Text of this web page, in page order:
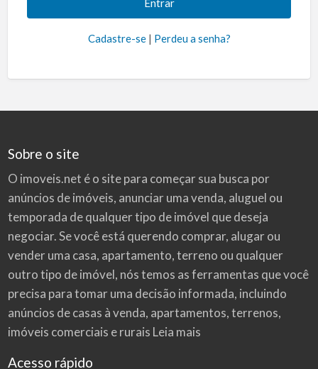
Cadastre-se| Perdeu a senha?
Sobre o site
O imoveis.net é o site para começar sua busca por
anúncios de imóveis, anunciar uma venda, aluguel ou
temporada de qualquer tipo de imóvel que deseja
negociar. Se você está querendo comprar, alugar ou
vender uma casa, apartamento, terreno ou qualquer
outro tipo de imóvel, nós temos as ferramentas que você
precisa para tomar uma decisão informada, incluindo
anúncios de casas à venda, apartamentos, terrenos,
imóveis comerciais e rurais Leia mais
Acesso rápido